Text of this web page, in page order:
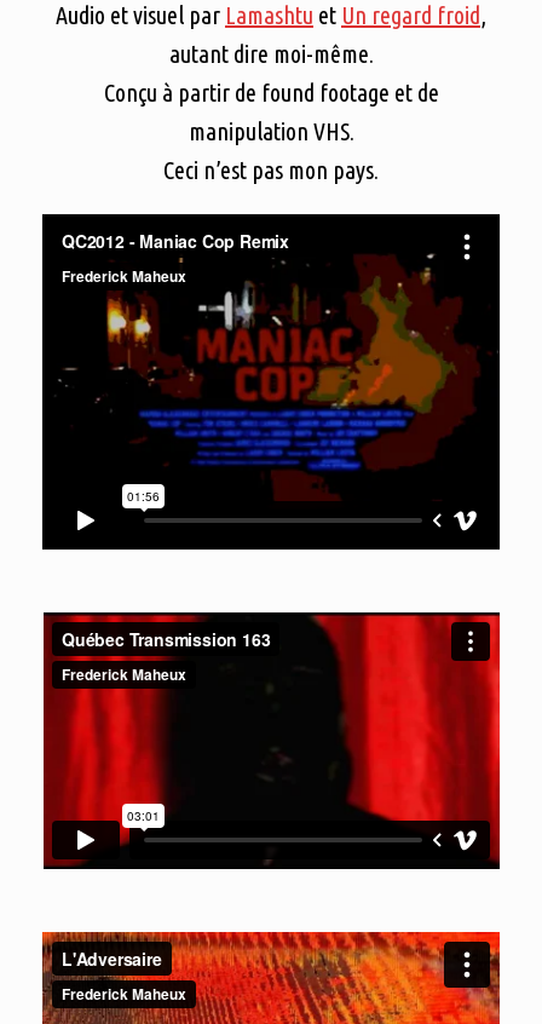
Audio et visuel par Lamashtu et Un regard froid,
autant dire moi-même.
Conçu à partir de found footage et de
manipulation VHS.
Ceci n’est pas mon pays.